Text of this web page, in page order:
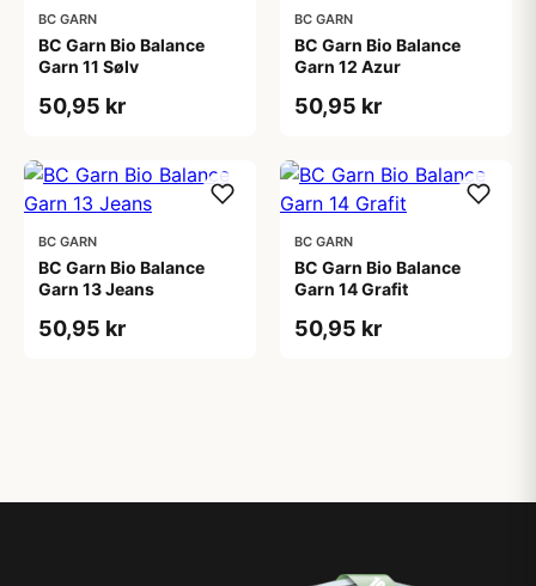
BC GARN
BC Garn Bio Balance
Garn 11 Sølv
50,95 kr
BC GARN
BC Garn Bio Balance
Garn 12 Azur
50,95 kr
BC GARN
BC Garn Bio Balance
Garn 13 Jeans
50,95 kr
BC GARN
BC Garn Bio Balance
Garn 14 Grafit
50,95 kr